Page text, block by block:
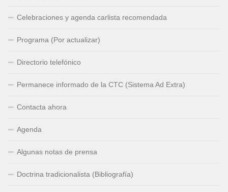
Celebraciones y agenda carlista recomendada
Programa (Por actualizar)
Directorio telefónico
Permanece informado de la CTC (Sistema Ad Extra)
Contacta ahora
Agenda
Algunas notas de prensa
Doctrina tradicionalista (Bibliografía)